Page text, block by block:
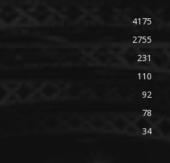
4175
2755
231
110
92
78
34